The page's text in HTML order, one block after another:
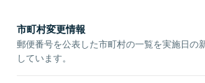
市町村変更情報
郵便番号を公表した市町村の一覧を実施日の
しています。